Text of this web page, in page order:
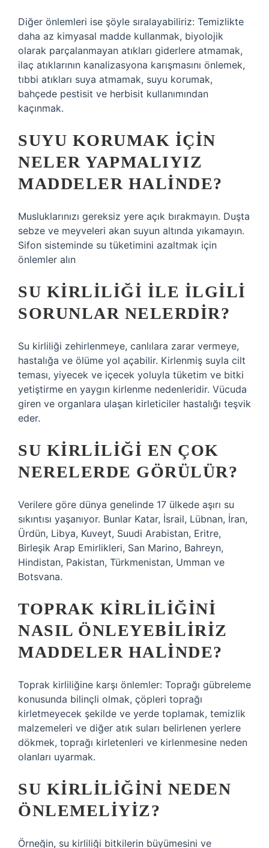
Diğer önlemleri ise şöyle sıralayabiliriz: Temizlikte
daha az kimyasal madde kullanmak, biyolojik
olarak parçalanmayan atıkları giderlere atmamak,
ilaç atıklarının kanalizasyona karışmasını önlemek,
tıbbi atıkları suya atmamak, suyu korumak,
bahçede pestisit ve herbisit kullanımından
kaçınmak.
SUYU KORUMAK IÇIN
NELER YAPMALIYIZ
MADDELER HALINDE?
Musluklarınızı gereksiz yere açık bırakmayın. Duşta
sebze ve meyveleri akan suyun altında yıkamayın.
Sifon sisteminde su tüketimini azaltmak için
önlemler alın
SU KIRLILIĞI ILE ILGILI
SORUNLAR NELERDIR?
Su kirliliği zehirlenmeye, canlılara zarar vermeye,
hastalığa ve ölüme yol açabilir. Kirlenmiş suyla cilt
teması, yiyecek ve içecek yoluyla tüketim ve bitki
yetiştirme en yaygın kirlenme nedenleridir. Vücuda
giren ve organlara ulaşan kirleticiler hastalığı teşvik
eder.
SU KIRLILIĞI EN ÇOK
NERELERDE GÖRÜLÜR?
Verilere göre dünya genelinde 17 ülkede aşırı su
sıkıntısı yaşanıyor. Bunlar Katar, İsrail, Lübnan, İran,
Ürdün, Libya, Kuveyt, Suudi Arabistan, Eritre,
Birleşik Arap Emirlikleri, San Marino, Bahreyn,
Hindistan, Pakistan, Türkmenistan, Umman ve
Botsvana.
TOPRAK KIRLILIĞINI
NASIL ÖNLEYEBILIRIZ
MADDELER HALINDE?
Toprak kirliliğine karşı önlemler: Toprağı gübreleme
konusunda bilinçli olmak, çöpleri toprağı
kirletmeyecek şekilde ve yerde toplamak, temizlik
malzemeleri ve diğer atık suları belirlenen yerlere
dökmek, toprağı kirletenleri ve kirlenmesine neden
olanları uyarmak.
SU KIRLILIĞINI NEDEN
ÖNLEMELIYIZ?
Örneğin, su kirliliği bitkilerin büyümesini ve